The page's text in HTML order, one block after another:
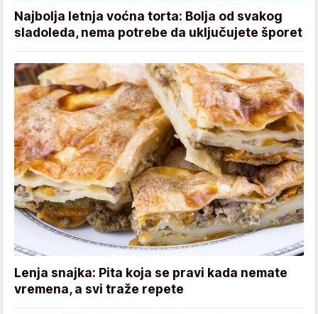
Najbolja letnja voćna torta: Bolja od svakog
sladoleda, nema potrebe da uključujete šporet
Lenja snajka: Pita koja se pravi kada nemate
vremena, a svi traže repete